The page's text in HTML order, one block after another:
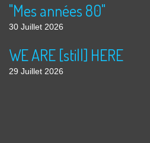
"Mes années 80"
30 Juillet 2026
WE ARE [still] HERE
29 Juillet 2026